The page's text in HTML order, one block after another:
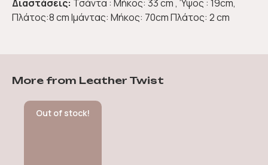
Διαστάσεις: Τσάντα : Μήκος: 33 cm , Ύψος : 19cm,
Πλάτος:8 cm Ιμάντας: Μήκος: 70cm Πλάτος: 2 cm
More from Leather Twist
Out of stock!